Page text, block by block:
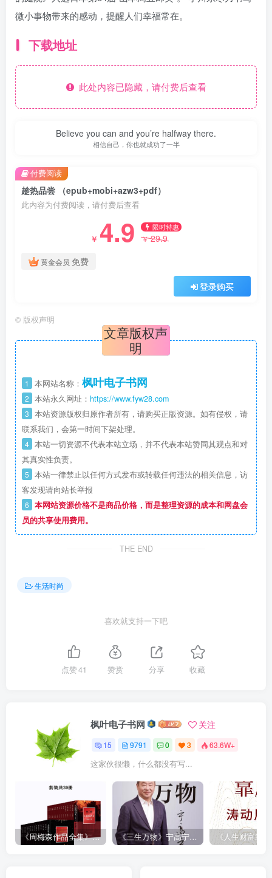
微小事物带来的感动，提醒人们幸福常在。
下载地址
此处内容已隐藏，请付费后查看
Believe you can and you’re halfway there.
相信自己，你也就成功了一半
趁热品尝 （epub+mobi+azw3+pdf）
此内容为付费阅读，请付费后查看
￥ 4.9 限时特惠
￥29.9
黄金会员 免费
登录购买
付费阅读
© 版权声明
文章版权声
明
1 本网站名称： 枫叶电子书网
2 本站永久网址： https://www.fyw28.com
3 本站资源版权归原作者所有，请购买正版资源。如有侵权，请
联系我们，会第一时间下架处理。
4 本站一切资源不代表本站立场，并不代表本站赞同其观点和对
其真实性负责。
5 本站一律禁止以任何方式发布或转载任何违法的相关信息，访
客发现请向站长举报
6 本网站资源价格不是商品价格，而是整理资源的成本和网盘会
员的共享使用费用。
THE END
生活时尚
喜欢就支持一下吧
点赞41 赞赏 分享 收藏
枫叶电子书网 关注
15 9791 0 3 63.6W+
这家伙很懒，什么都没有写...
《周梅森作品全集》[共30册] 《三生万物》宁高宁（epub+mobi+azw3+pdf）